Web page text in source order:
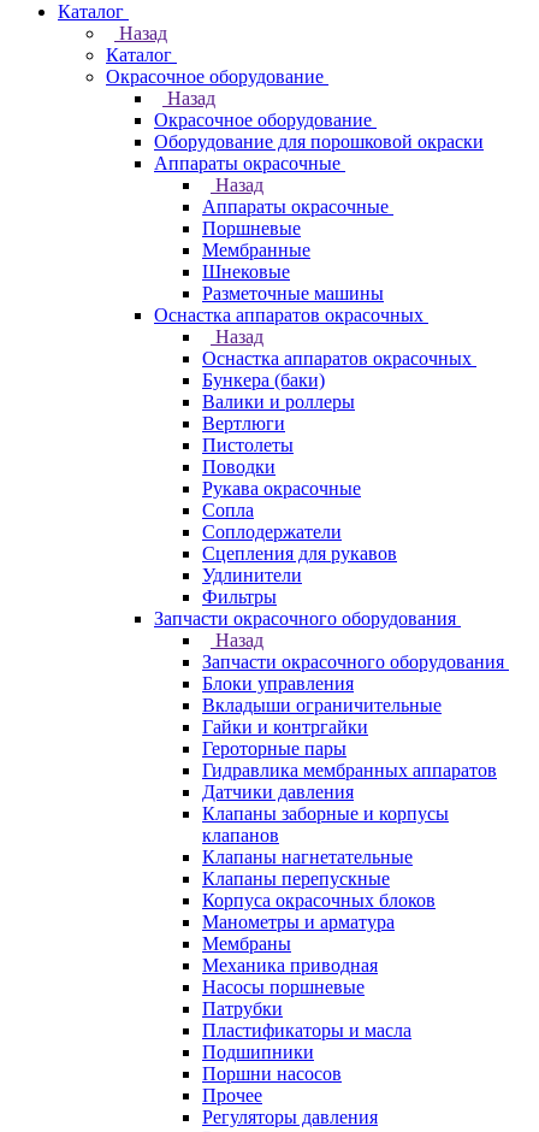
Каталог
Назад
Каталог
Окрасочное оборудование
Назад
Окрасочное оборудование
Оборудование для порошковой окраски
Аппараты окрасочные
Назад
Аппараты окрасочные
Поршневые
Мембранные
Шнековые
Разметочные машины
Оснастка аппаратов окрасочных
Назад
Оснастка аппаратов окрасочных
Бункера (баки)
Валики и роллеры
Вертлюги
Пистолеты
Поводки
Рукава окрасочные
Сопла
Соплодержатели
Сцепления для рукавов
Удлинители
Фильтры
Запчасти окрасочного оборудования
Назад
Запчасти окрасочного оборудования
Блоки управления
Вкладыши ограничительные
Гайки и контргайки
Героторные пары
Гидравлика мембранных аппаратов
Датчики давления
Клапаны заборные и корпусы
клапанов
Клапаны нагнетательные
Клапаны перепускные
Корпуса окрасочных блоков
Манометры и арматура
Мембраны
Механика приводная
Насосы поршневые
Патрубки
Пластификаторы и масла
Подшипники
Поршни насосов
Прочее
Регуляторы давления